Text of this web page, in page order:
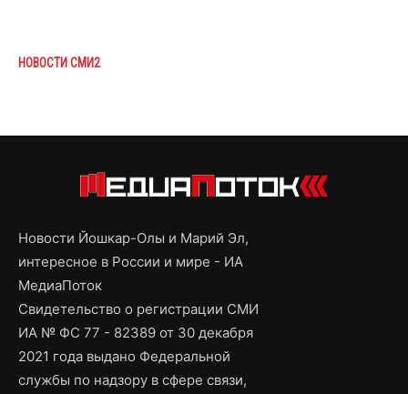
НОВОСТИ СМИ2
Новости Йошкар-Олы и Марий Эл,
интересное в России и мире - ИА
МедиаПоток
Свидетельство о регистрации СМИ
ИА № ФС 77 - 82389 от 30 декабря
2021 года выдано Федеральной
службы по надзору в сфере связи,